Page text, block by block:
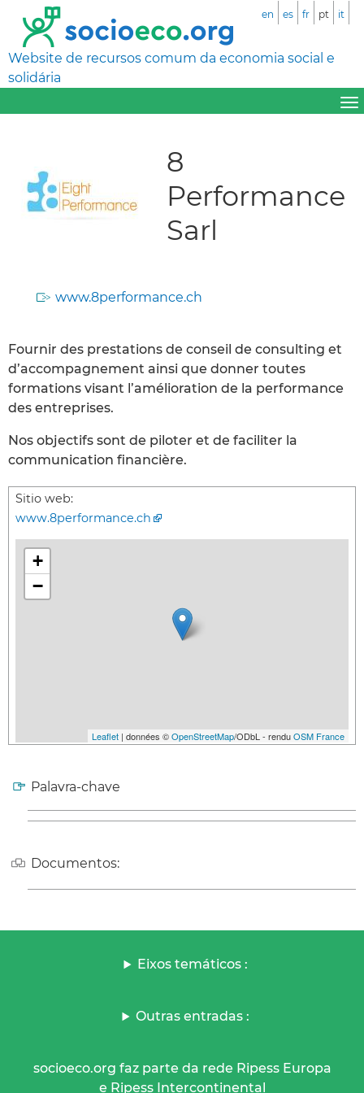
Website de recursos comum da economia social e
solidária
en es fr pt it
8
Performance
Sarl
www.8performance.ch
Fournir des prestations de conseil de consulting et
d’accompagnement ainsi que donner toutes
formations visant l’amélioration de la performance
des entreprises.
Nos objectifs sont de piloter et de faciliter la
communication financière.
Sitio web:
www.8performance.ch
+
−
Leaflet | données ©OpenStreetMap/ODbL - renduOSM France
Palavra-chave
Documentos:
Eixos temáticos :
Outras entradas :
socioeco.org faz parte da rede Ripess Europa
e Ripess Intercontinental